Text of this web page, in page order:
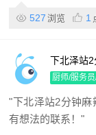
527 浏览 1
下北泽站
厅，后厨
厨师/服务
"下北泽站2分钟麻
有想法的联系！"